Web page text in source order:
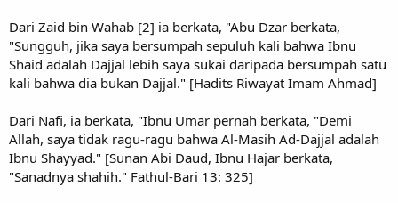
Dari Zaid bin Wahab [2] ia berkata, "Abu Dzar berkata,
"Sungguh, jika saya bersumpah sepuluh kali bahwa Ibnu
Shaid adalah Dajjal lebih saya sukai daripada bersumpah satu
kali bahwa dia bukan Dajjal." [Hadits Riwayat Imam Ahmad]
Dari Nafi, ia berkata, "Ibnu Umar pernah berkata, "Demi
Allah, saya tidak ragu-ragu bahwa Al-Masih Ad-Dajjal adalah
Ibnu Shayyad." [Sunan Abi Daud, Ibnu Hajar berkata,
"Sanadnya shahih." Fathul-Bari 13: 325]